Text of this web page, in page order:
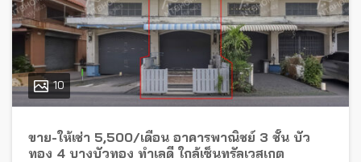
10
ขาย-ให้เช่า 5,500/เดือน อาคารพาณิชย์ 3 ชั้น บัว
ทอง 4 บางบัวทอง ทำเลดี ใกล้เซ็นทรัลเวสเกต